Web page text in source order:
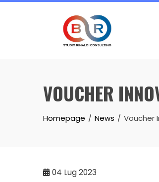
Skip
VOUCHER
Homepage News Voucher
04 Lug 2023